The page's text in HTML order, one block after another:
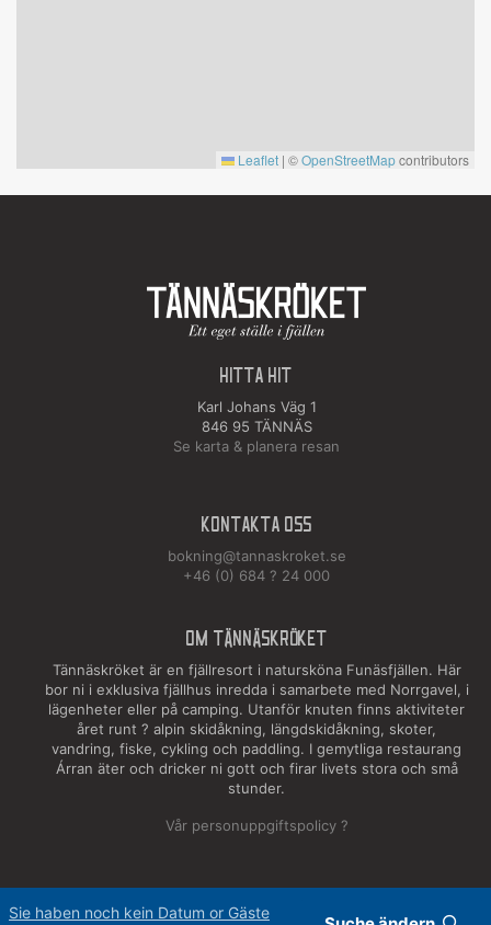
Sie haben noch kein Datum or Gäste
Leaflet | ©OpenStreetMapcontributors
HITTA HIT
Karl Johans Väg 1
846 95 TÄNNÄS
Se karta & planera resan
Kontakta oss
bokning@tannaskroket.se
+46 (0) 684 ? 24 000
OM TÄNNÄSKRÖKET
Tännäskröket är en fjällresort i natursköna Funäsfjällen. Här
bor ni i exklusiva fjällhus inredda i samarbete med Norrgavel, i
lägenheter eller på camping. Utanför knuten finns aktiviteter
året runt ? alpin skidåkning, längdskidåkning, skoter,
vandring, fiske, cykling och paddling. I gemytliga restaurang
Árran äter och dricker ni gott och firar livets stora och små
stunder.
Vår personuppgiftspolicy ?